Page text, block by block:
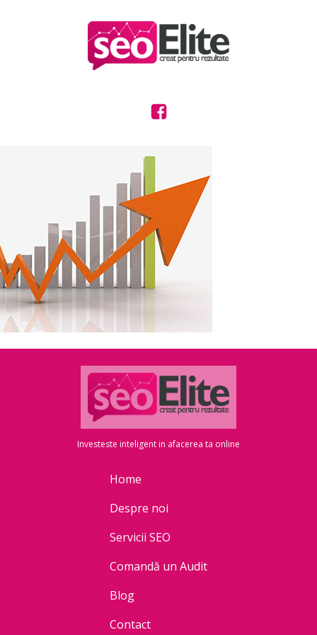
Investeste inteligent in afacerea ta online
Home
Despre noi
Servicii SEO
Comandă un Audit
Blog
Contact